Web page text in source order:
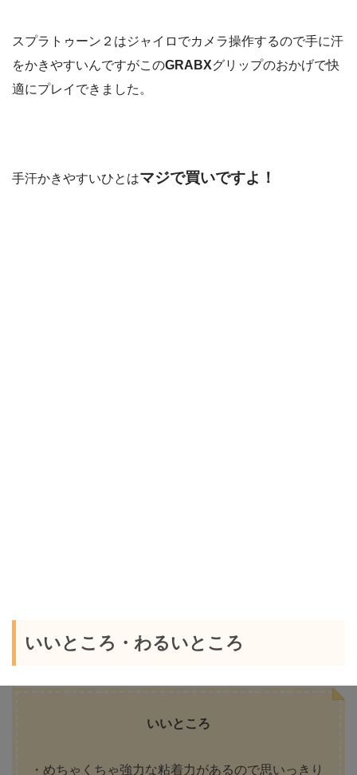
スプラトゥーン２はジャイロでカメラ操作するので手に汗
をかきやすいんですがこのGRABXグリップのおかげで快
適にプレイできました。
手汗かきやすいひとはマジで買いですよ！
いいところ・わるいところ
いいところ
・めちゃくちゃ強力な粘着力があるので思いっきり